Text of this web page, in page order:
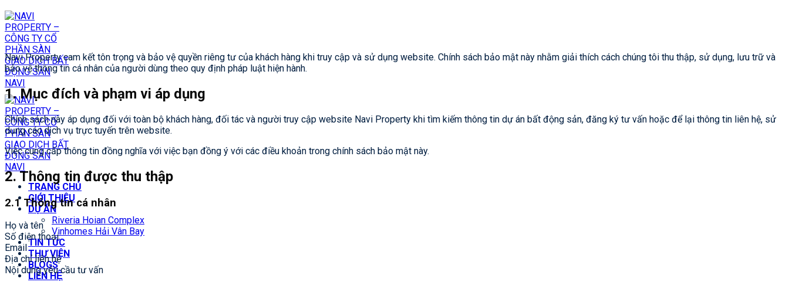
Chuyển
đến
nội
dung
TRANG CHỦ
GIỚI THIỆU
DỰ ÁN
Riveria Hoian Complex
Vinhomes Hải Vân Bay
TIN TỨC
THƯ VIỆN
BLOGS
LIÊN HỆ
Navi Property cam kết tôn trọng và bảo vệ quyền riêng tư của khách hàng khi truy cập và sử dụng website. Chính sách bảo mật này nhằm giải thích cách chúng tôi thu thập, sử dụng, lưu trữ và
bảo vệ thông tin cá nhân của người dùng theo quy định pháp luật hiện hành.
1. Mục đích và phạm vi áp dụng
Chính sách này áp dụng đối với toàn bộ khách hàng, đối tác và người truy cập website Navi Property khi tìm kiếm thông tin dự án bất động sản, đăng ký tư vấn hoặc để lại thông tin liên hệ, sử
dụng các dịch vụ trực tuyến trên website.
Việc cung cấp thông tin đồng nghĩa với việc bạn đồng ý với các điều khoản trong chính sách bảo mật này.
2. Thông tin được thu thập
2.1 Thông tin cá nhân
Họ và tên
Số điện thoại
Email
Địa chỉ liên hệ
Nội dung yêu cầu tư vấn